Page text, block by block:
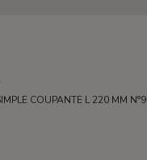
COUPANTE L 220 MM N°9